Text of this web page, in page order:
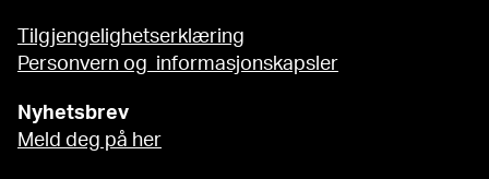
Tilgjengelighetserklæring
Personvern og informasjonskapsler
Nyhetsbrev
Meld deg på her